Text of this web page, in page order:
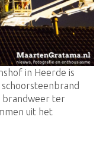
in Heerde is
brandweer ter
uit het